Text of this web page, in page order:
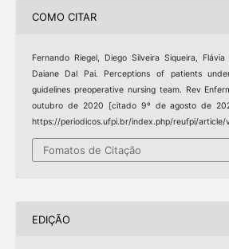
COMO CITAR
Fernando Riegel, Diego Silveira Siqueira,
Daiane Dal Pai. Perceptions of patients
guidelines preoperative nursing team. Rev
outubro de 2020 [citado 9º de agosto de
https://periodicos.ufpi.br/index.php/reufpi/article/
Fomatos de Citação
EDIÇÃO